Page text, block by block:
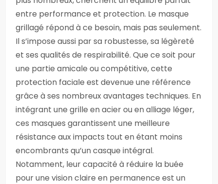
entre performance et protection. Le masque
grillagé répond à ce besoin, mais pas seulement.
Il s’impose aussi par sa robustesse, sa légèreté
et ses qualités de respirabilité. Que ce soit pour
une partie amicale ou compétitive, cette
protection faciale est devenue une référence
grâce à ses nombreux avantages techniques. En
intégrant une grille en acier ou en alliage léger,
ces masques garantissent une meilleure
résistance aux impacts tout en étant moins
encombrants qu’un casque intégral.
Notamment, leur capacité à réduire la buée
pour une vision claire en permanence est un